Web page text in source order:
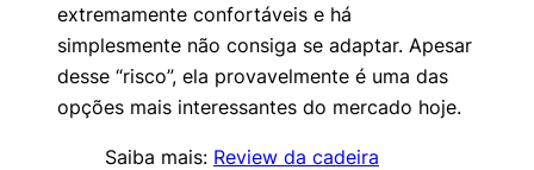
extremamente confortáveis e há
simplesmente não consiga se adaptar. Apesar
desse “risco”, ela provavelmente é uma das
opções mais interessantes do mercado hoje.
Saiba mais: Review da cadeira